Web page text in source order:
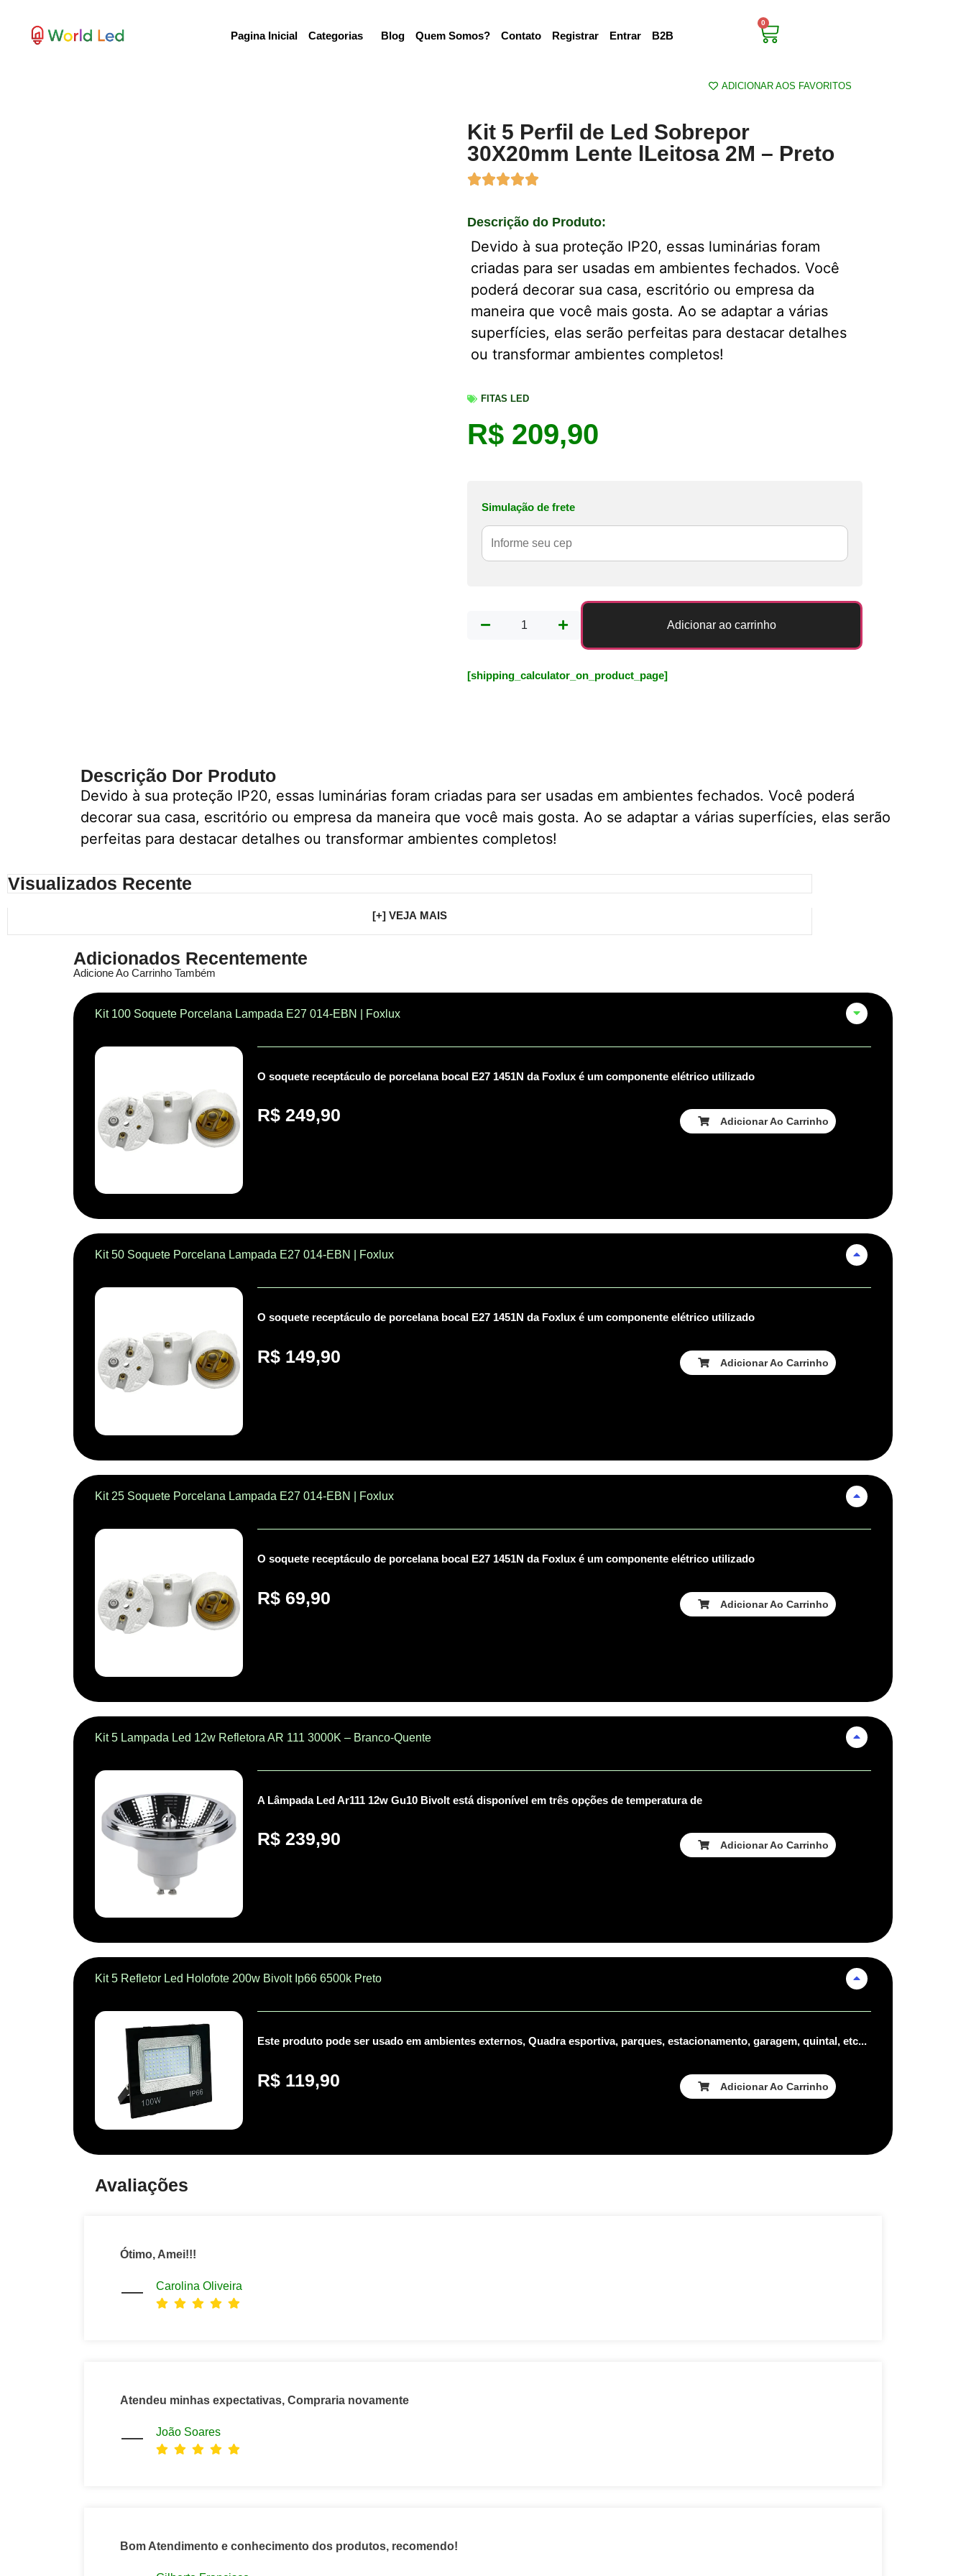
Pagina Inicial Categorias Blog Quem Somos? Contato Registrar Entrar B2B
0
ADICIONAR AOS FAVORITOS
Kit 5 Perfil de Led Sobrepor
30X20mm Lente lLeitosa 2M – Preto
Descrição do Produto:
Devido à sua proteção IP20, essas luminárias foram
criadas para ser usadas em ambientes fechados. Você
poderá decorar sua casa, escritório ou empresa da
maneira que você mais gosta. Ao se adaptar a várias
superfícies, elas serão perfeitas para destacar detalhes
ou transformar ambientes completos!
FITAS LED
R$ 209,90
Simulação de frete
Adicionar ao carrinho
[shipping_calculator_on_product_page]
Descrição Dor Produto
Devido à sua proteção IP20, essas luminárias foram criadas para ser usadas em ambientes fechados. Você poderá
decorar sua casa, escritório ou empresa da maneira que você mais gosta. Ao se adaptar a várias superfícies, elas serão
perfeitas para destacar detalhes ou transformar ambientes completos!
Visualizados Recente
[+] VEJA MAIS
Adicionados Recentemente
Adicione Ao Carrinho Também
Kit 100 Soquete Porcelana Lampada E27 014-EBN | Foxlux
O soquete receptáculo de porcelana bocal E27 1451N da Foxlux é um componente elétrico utilizado
R$249,90 Adicionar Ao Carrinho
Kit 50 Soquete Porcelana Lampada E27 014-EBN | Foxlux
O soquete receptáculo de porcelana bocal E27 1451N da Foxlux é um componente elétrico utilizado
R$149,90 Adicionar Ao Carrinho
Kit 25 Soquete Porcelana Lampada E27 014-EBN | Foxlux
O soquete receptáculo de porcelana bocal E27 1451N da Foxlux é um componente elétrico utilizado
R$69,90 Adicionar Ao Carrinho
Kit 5 Lampada Led 12w Refletora AR 111 3000K – Branco-Quente
A Lâmpada Led Ar111 12w Gu10 Bivolt está disponível em três opções de temperatura de
R$239,90 Adicionar Ao Carrinho
Kit 5 Refletor Led Holofote 200w Bivolt Ip66 6500k Preto
Este produto pode ser usado em ambientes externos, Quadra esportiva, parques, estacionamento, garagem, quintal, etc...
R$119,90 Adicionar Ao Carrinho
Avaliações
Ótimo, Amei!!!
Carolina Oliveira
Atendeu minhas expectativas, Compraria novamente
João Soares
Bom Atendimento e conhecimento dos produtos, recomendo!